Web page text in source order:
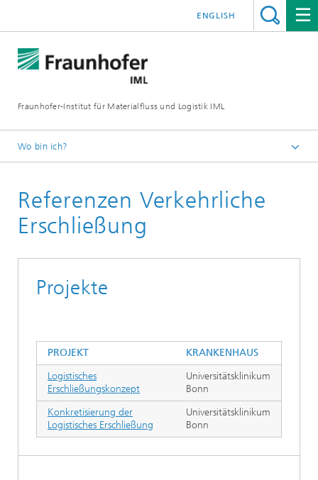
Fraunhofer-Institut für Materialfluss und Logistik IML
ENGLISH
Wo bin ich?
Logistik, Verkehr und Umwelt
Health Care Logistics
Referenzen
Referenzen Krankenhauslogistik
Referenzen Verkehrliche
Erschließung
Projekte
PROJEKT
KRANKENHAUS
Logistisches
Erschließungskonzept
Universitätsklinikum
Bonn
Konkretisierung der
Logistisches Erschließung
Universitätsklinikum
Bonn